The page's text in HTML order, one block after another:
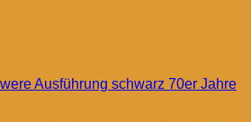
Ausführung schwarz 70er Jahre